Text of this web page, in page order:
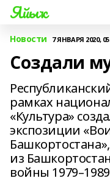
Яйыҡ
Новости 7 ЯНВАРЯ 2020,
Создали
рамках
«Культура»
экспозиции
из
войны